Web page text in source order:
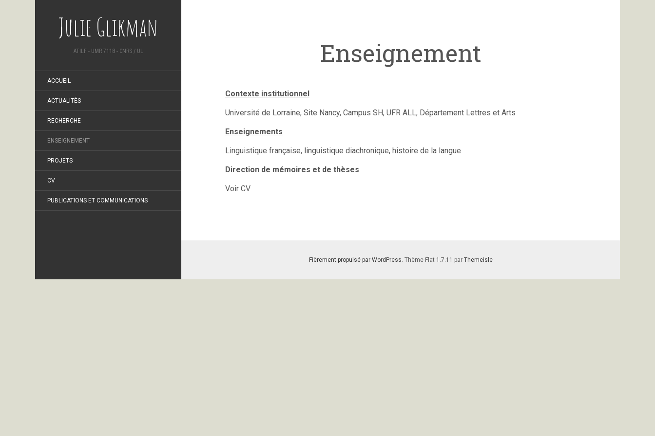
Julie Glikman
ATILF - UMR 7118 - CNRS / UL
ACCUEIL
ACTUALITÉS
RECHERCHE
ENSEIGNEMENT
PROJETS
CV
PUBLICATIONS ET COMMUNICATIONS
Enseignement
Contexte institutionnel
Université de Lorraine, Site Nancy, Campus SH, UFR ALL, Département Lettres et Arts
Enseignements
Linguistique française, linguistique diachronique, histoire de la langue
Direction de mémoires et de thèses
Voir CV
Fièrement propulsé par WordPress. Thème Flat 1.7.11 par Themeisle